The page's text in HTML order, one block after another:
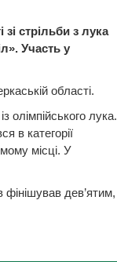
стрільби з лука
Участь у
області.
олімпійського лука.
в категорії
місці. У
фінішував дев’ятим,